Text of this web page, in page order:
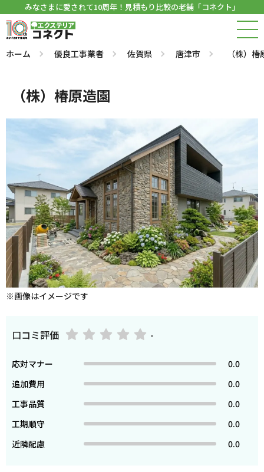
みなさまに愛されて10周年！見積もり比較の老舗「コネクト」
ホーム 優良工事業者 佐賀県 唐津市 （株）
（株）椿原造園
※画像はイメージです
口コミ評価 -
応対マナー
0.0
追加費用
0.0
工事品質
0.0
工期順守
0.0
近隣配慮
0.0